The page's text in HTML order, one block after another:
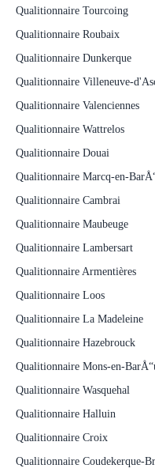
Qualitionnaire Tourcoing
Qualitionnaire Roubaix
Qualitionnaire Dunkerque
Qualitionnaire Villeneuve-
Qualitionnaire Valenciennes
Qualitionnaire Wattrelos
Qualitionnaire Douai
Qualitionnaire Marcq-en-
Qualitionnaire Cambrai
Qualitionnaire Maubeuge
Qualitionnaire Lambersart
Qualitionnaire Armentières
Qualitionnaire Loos
Qualitionnaire La Madeleine
Qualitionnaire Hazebrouck
Qualitionnaire Mons-en-
Qualitionnaire Wasquehal
Qualitionnaire Halluin
Qualitionnaire Croix
Qualitionnaire Coudekerque-